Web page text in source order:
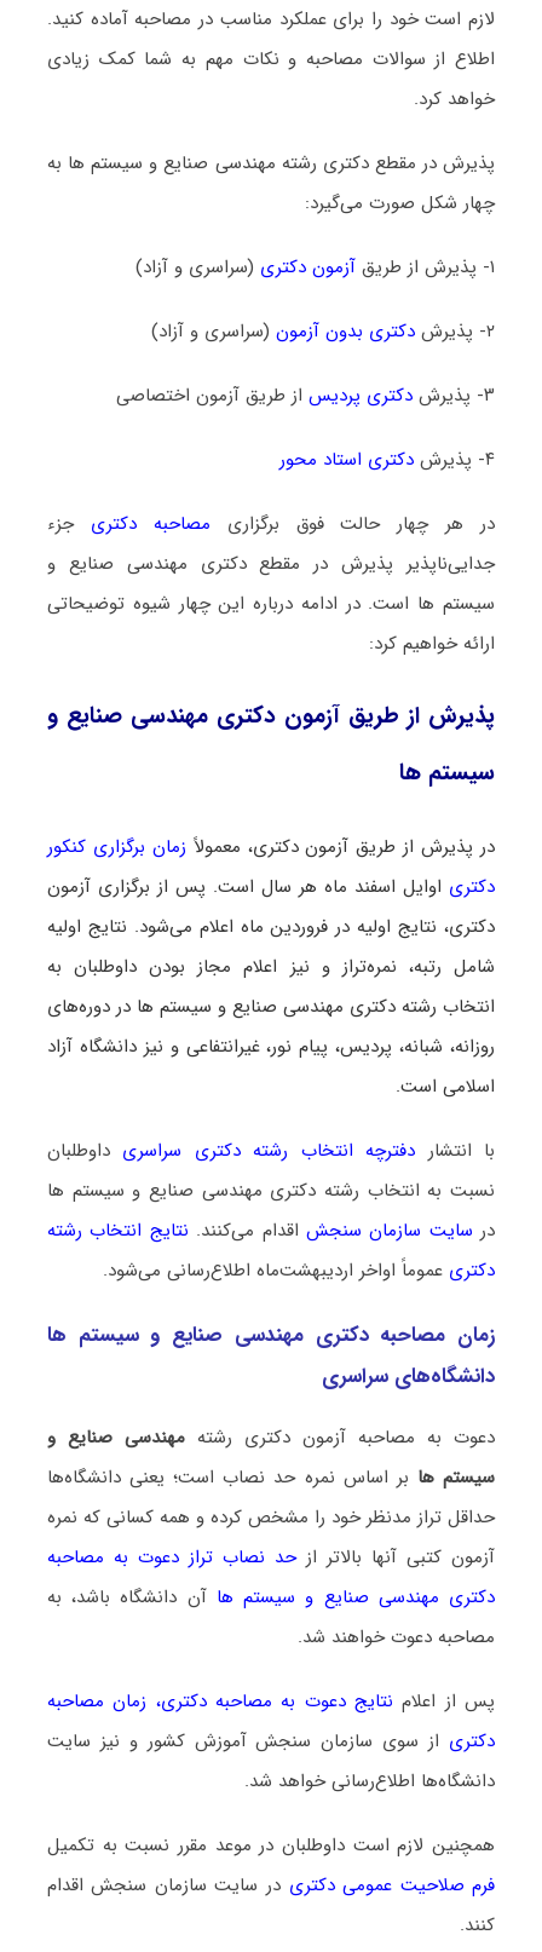
لازم است خود را برای عملکرد مناسب در مصاحبه آماده کنید.
اطلاع از سوالات مصاحبه و نکات مهم به شما کمک زیادی
خواهد کرد.
پذیرش در مقطع دکتری رشته مهندسی صنایع و سیستم ها به
چهار شکل صورت می‌گیرد:
۱- پذیرش از طریق آزمون دکتری (سراسری و آزاد)
۲- پذیرش دکتری بدون آزمون(سراسری و آزاد)
۳- پذیرش دکتری پردیساز طریق آزمون اختصاصی
۴- پذیرش دکتری استاد محور
در هر چهار حالت فوق برگزاری مصاحبه دکتری جزء
جدایی‌ناپذیر پذیرش در مقطع دکتری مهندسی صنایع و
سیستم ها است. در ادامه درباره این چهار شیوه توضیحاتی
ارائه خواهیم کرد:
پذیرش از طریق آزمون دکتری مهندسی صنایع و
سیستم ها
در پذیرش از طریق آزمون دکتری، معمولاً زمان برگزاری کنکور
دکتری اوایل اسفند ماه هر سال است. پس از برگزاری آزمون
دکتری، نتایج اولیه در فروردین ماه اعلام می‌شود. نتایج اولیه
شامل رتبه، نمره‌تراز و نیز اعلام مجاز بودن داوطلبان به
انتخاب رشته دکتری مهندسی صنایع و سیستم ها در دوره‌های
روزانه، شبانه، پردیس، پیام نور، غیرانتفاعی و نیز دانشگاه آزاد
اسلامی است.
با انتشار دفترچه انتخاب رشته دکتری سراسری داوطلبان
نسبت به انتخاب رشته دکتری مهندسی صنایع و سیستم ها
در سایت سازمان سنجش اقدام می‌کنند. نتایج انتخاب رشته
دکتری عموماً اواخر اردیبهشت‌ماه اطلاع‌رسانی می‌شود.
زمان مصاحبه دکتری مهندسی صنایع و سیستم ها
دانشگاه‌های سراسری
دعوت به مصاحبه آزمون دکتری رشته مهندسی صنایع و
سیستم ها بر اساس نمره حد نصاب است؛ یعنی دانشگاه‌ها
حداقل تراز مدنظر خود را مشخص کرده و همه کسانی که نمره
آزمون کتبی آنها بالاتر ازحد نصاب تراز دعوت به مصاحبه
دکتری مهندسی صنایع و سیستم ها آن دانشگاه باشد، به
مصاحبه دعوت خواهند شد.
پس از اعلام نتایج دعوت به مصاحبه دکتری، زمان مصاحبه
دکتری از سوی سازمان سنجش آموزش کشور و نیز سایت
دانشگاه‌ها اطلاع‌رسانی خواهد شد.
همچنین لازم است داوطلبان در موعد مقرر نسبت به تکمیل
فرم صلاحیت عمومی دکتری در سایت سازمان سنجش اقدام
کنند.